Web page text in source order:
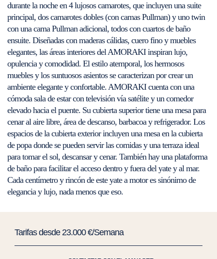
durante la noche en 4 lujosos camarotes, que incluyen una suite
principal, dos camarotes dobles (con camas Pullman) y uno twin
con una cama Pullman adicional, todos con cuartos de baño
ensuite. Diseñadas con maderas cálidas, cuero fino y muebles
elegantes, las áreas interiores del AMORAKI inspiran lujo,
opulencia y comodidad. El estilo atemporal, los hermosos
muebles y los suntuosos asientos se caracterizan por crear un
ambiente elegante y confortable. AMORAKI cuenta con una
cómoda sala de estar con televisión vía satélite y un comedor
elevado hacia el puente. Su cubierta superior tiene una mesa para
cenar al aire libre, área de descanso, barbacoa y refrigerador. Los
espacios de la cubierta exterior incluyen una mesa en la cubierta
de popa donde se pueden servir las comidas y una terraza ideal
para tomar el sol, descansar y cenar. También hay una plataforma
de baño para facilitar el acceso dentro y fuera del yate y al mar.
Cada centímetro y rincón de este yate a motor es sinónimo de
elegancia y lujo, nada menos que eso.
Tarifas desde 23.000 €/Semana